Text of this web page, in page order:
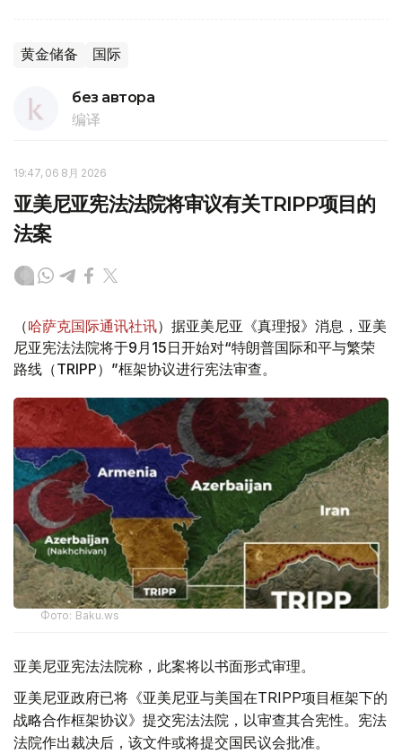
黄金储备 国际
без автора
编译
19:47, 06 8月 2026
亚美尼亚宪法法院将审议有关TRIPP项目的
法案
（哈萨克国际通讯社讯）据亚美尼亚《真理报》消息，亚美
尼亚宪法法院将于9月15日开始对“特朗普国际和平与繁荣
路线（TRIPP）”框架协议进行宪法审查。
Фото: Baku.ws
亚美尼亚宪法法院称，此案将以书面形式审理。
亚美尼亚政府已将《亚美尼亚与美国在TRIPP项目框架下的
战略合作框架协议》提交宪法法院，以审查其合宪性。宪法
法院作出裁决后，该文件或将提交国民议会批准。